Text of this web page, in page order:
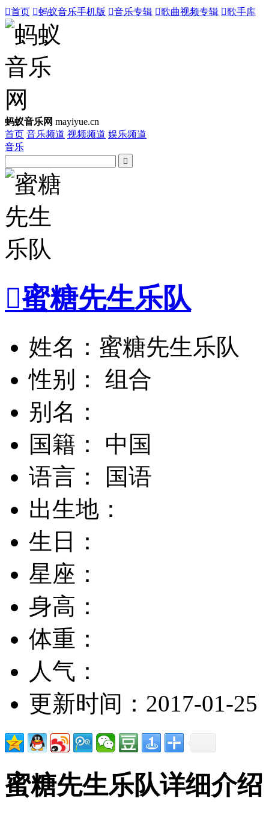
首页 蚂蚁音乐手机版 音乐专辑 歌曲视频专辑 歌手库
蚂蚁音乐网 mayiyue.cn
首页 音乐频道 视频频道 娱乐频道
音乐

蜜糖先生乐队
姓名：蜜糖先生乐队
性别： 组合
别名：
国籍： 中国
语言： 国语
出生地：
生日：
星座：
身高：
体重：
人气：
更新时间：2017-01-25
蜜糖先生乐队详细介绍